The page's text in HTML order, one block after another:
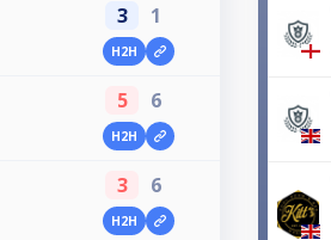
3 1
H2H
5 6
H2H
3 6
H2H